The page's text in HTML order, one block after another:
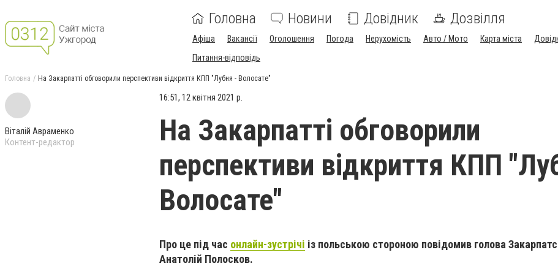
Головна Новини Довідник Дозвілля
Афіша Вакансії Оголошення Погода Нерухомість Авто / Мото Карта міста
Питання-відповідь
Головна На Закарпатті обговорили перспективи відкриття КПП "Лубня - Волосате"
Віталій Авраменко
Контент-редактор
16:51, 12 квітня 2021 р.
На Закарпатті обговорили
перспективи відкриття КПП
Волосате"
Про це під час онлайн-зустрічі із польською стороною повідомив голова
Анатолій Полосков.